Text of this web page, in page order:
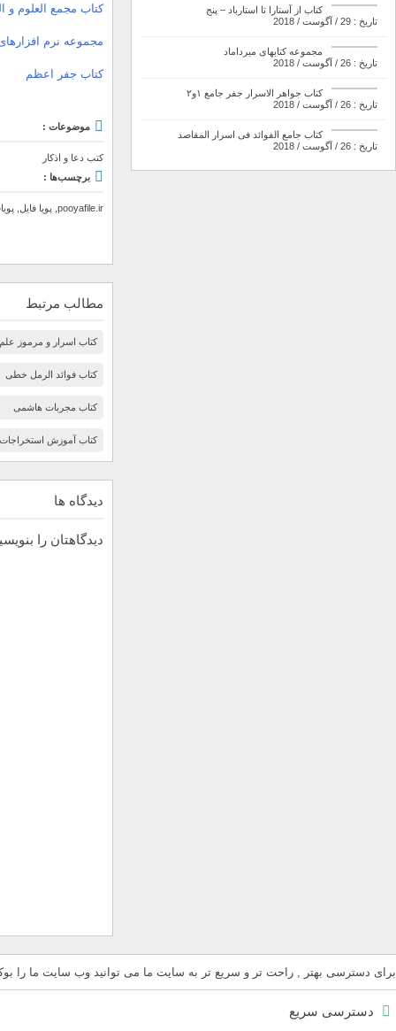
کتاب مجمع العلوم و
مجموعه نرم
کتاب جفر اعظم
موضوعات :
کتب دعا و اذکار
برچسب‌ها :
pooyafile.ir پویا فایل
مطالب مرتبط
کتاب اسرار و مرموز علم
کتاب فوائد الرمل خطی
کتاب مجربات هاشمی
کتاب آموزش
دیدگاه ها
دیدگاهتان را
کتاب از آستارا تا استارباد – پنج
تاریخ : 29 / آگوست / 2018
مجموعه کتابهای میرداماد
تاریخ : 26 / آگوست / 2018
کتاب جواهر الاسرار جفر جامع ۱و۲
تاریخ : 26 / آگوست / 2018
کتاب جامع الفوائد فی اسرار المقاصد
تاریخ : 26 / آگوست / 2018
برای دسترسی بهتر , راحت تر و سریع تر به سایت ما می توانید وب سایت ما را
دسترسی سریع